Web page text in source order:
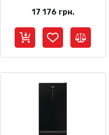
17 176 грн.